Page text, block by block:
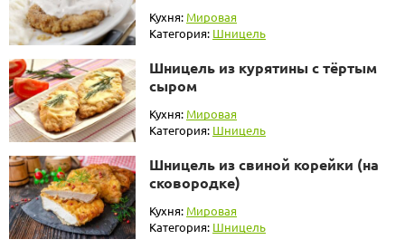
Кухня: Мировая
Категория: Шницель
Шницель из курятины с тёртым
сыром
Кухня: Мировая
Категория: Шницель
Шницель из свиной корейки (на
сковородке)
Кухня: Мировая
Категория: Шницель